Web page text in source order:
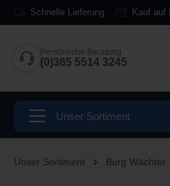
Zur Hauptnavigation
Schnelle Lieferung Kauf auf
Persönliche Beratung
(0)365 5514 3245
Unser Sortiment
Unser Sortiment Burg Wächter